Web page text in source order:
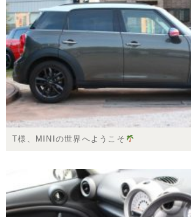
T様、MINIの世界へようこそ